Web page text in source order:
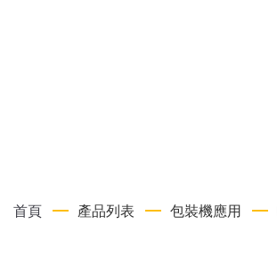
首頁 產品列表 包裝機應用